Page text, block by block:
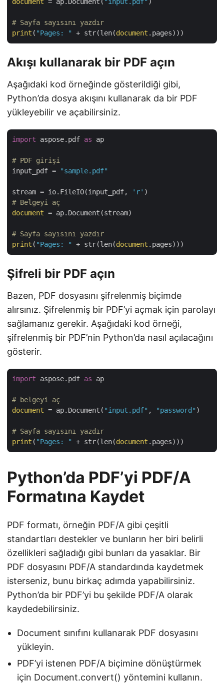
# Sayfa sayısını yazdır
print ( "Pages: " + str(len(document
Akışı kullanarak bir PDF açın
Aşağıdaki kod örneğinde gösterildiği gibi,
Python’da dosya akışını kullanarak da bir PDF
yükleyebilir ve açabilirsiniz.
import aspose.pdf as ap
# PDF girişi
input_pdf =
"sample.pdf"
stream = io.FileIO(input_pdf, 'r'
# Belgeyi aç
document = ap.Document(stream)
# Sayfa sayısını yazdır
print ( "Pages: " + str(len(document
Şifreli bir PDF açın
Bazen, PDF dosyasını şifrelenmiş biçimde
alırsınız. Şifrelenmiş bir PDF’yi açmak için parolayı
sağlamanız gerekir. Aşağıdaki kod örneği,
şifrelenmiş bir PDF’nin Python’da nasıl açılacağını
gösterir.
import aspose.pdf as ap
# belgeyi aç
document = ap.Document( "input.pdf" , "password" )
# Sayfa sayısını yazdır
print ( "Pages: " + str(len(document
Python’da PDF’yi PDF/A
Formatına Kaydet
PDF formatı, örneğin PDF/A gibi çeşitli
standartları destekler ve bunların her biri belirli
özellikleri sağladığı gibi bunları da yasaklar. Bir
PDF dosyasını PDF/A standardında kaydetmek
isterseniz, bunu birkaç adımda yapabilirsiniz.
Python’da bir PDF’yi bu şekilde PDF/A olarak
kaydedebilirsiniz.
Document sınıfını kullanarak PDF dosyasını
yükleyin.
PDF’yi istenen PDF/A biçimine dönüştürmek
için Document.convert() yöntemini kullanın.